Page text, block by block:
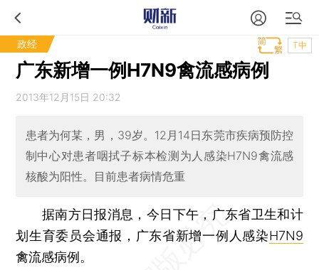
政经 T中
广东新增一例H7N9禽流感病例
2013年12月15日 20:32
患者为何某，男，39岁。12月14日东莞市疾病预防控
制中心对患者咽拭子标本检测为人感染H7N9禽流感
核酸为阳性。目前患者病情危重
据南方日报消息，今日下午，广东省卫生和计
划生育委员会通报，广东省新增一例人感染H7N9
禽流感病例。